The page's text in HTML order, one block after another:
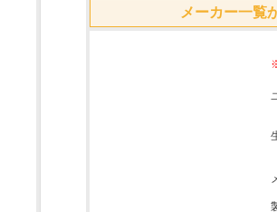
メーカー一覧